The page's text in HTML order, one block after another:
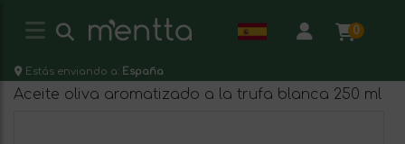
0
Estás enviando a: España
Aceite oliva aromatizado a la trufa blanca 250 ml